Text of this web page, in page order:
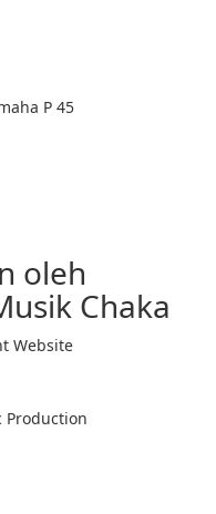
P 45
oleh
Chaka
Website
Production